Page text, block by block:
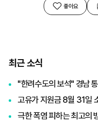
좋아요
최근 소식
"한려수도의 보석" 경남 통영 지리·역사
고유가 지원금 8월 31일
극한 폭염 피하는 최고의 방법 '극캉스'!